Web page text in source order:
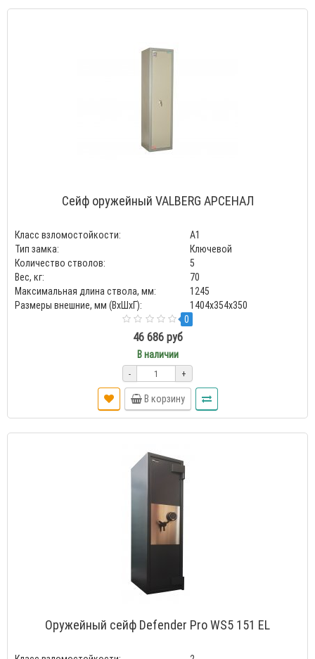
Сейф оружейный VALBERG АРСЕНАЛ
Класс взломостойкости:
А1
Тип замка:
Ключевой
Количество стволов:
5
Вес, кг:
70
Максимальная длина ствола, мм:
1245
Размеры внешние, мм (ВхШхГ):
1404x354x350
0
46 686 руб
В наличии
- +
В корзину
Оружейный сейф Defender Pro WS5 151 EL